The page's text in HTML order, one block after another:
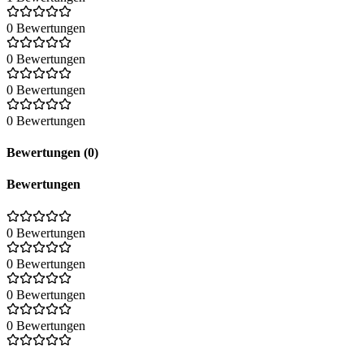
0 Bewertungen
0 Bewertungen
0 Bewertungen
0 Bewertungen
Bewertungen (0)
Bewertungen
0 Bewertungen
0 Bewertungen
0 Bewertungen
0 Bewertungen